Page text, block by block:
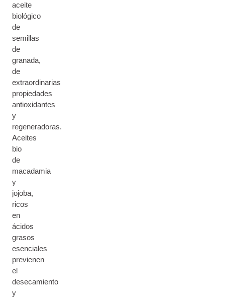
aceite
biológico
de
semillas
de
granada,
de
extraordinarias
propiedades
antioxidantes
y
regeneradoras.
Aceites
bio
de
macadamia
y
jojoba,
ricos
en
ácidos
grasos
esenciales
previenen
el
desecamiento
y